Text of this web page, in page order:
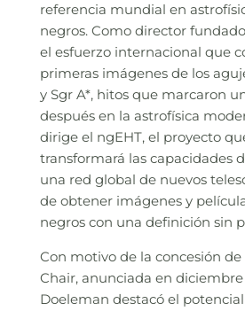
referencia mundial en
negros. Como director
el esfuerzo internacional que
primeras imágenes de los
y Sgr A*, hitos que marcaron
después en la astrofísica
dirige el ngEHT, el proyecto
transformará las capacidades
una red global de nuevos
de obtener imágenes y
negros con una definición sin
Con motivo de la concesión de
Chair, anunciada en diciembre
Doeleman destacó el